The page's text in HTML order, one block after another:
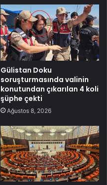
Gülistan Doku
soruşturmasında valinin
konutundan çıkarılan 4 koli
şüphe çekti
Ağustos 8, 2026